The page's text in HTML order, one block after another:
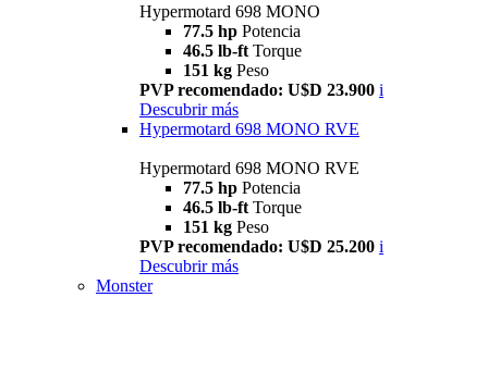
Hypermotard 698 MONO
77.5 hp Potencia
46.5 lb-ft Torque
151 kg Peso
PVP recomendado: U$D 23.900 i
Descubrir más
Hypermotard 698 MONO RVE
Hypermotard 698 MONO RVE
77.5 hp Potencia
46.5 lb-ft Torque
151 kg Peso
PVP recomendado: U$D 25.200 i
Descubrir más
Monster